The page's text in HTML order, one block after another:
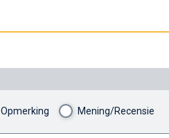
Opmerking Mening/Recensie